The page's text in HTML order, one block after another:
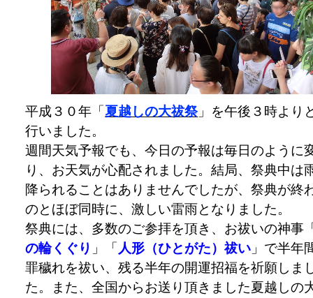
平成３０年「夏越しの大祓祭」を午後３時より
行いました。
週間天気予報でも、今日の予報は毎日のように
り、お天気が心配されました。結局、祭典中は
降られることはありませんでしたが、祭典が終
のとほぼ同時に、激しい雷雨となりました。
祭典には、多数のご参拝を頂き、お祓いの神事
の輪くぐり 」「 人形（ひとがた）祓い 」で半年
罪穢れを祓い、残る半年の開運招福を祈願しま
た。また、全国からお送り頂きました夏越しの